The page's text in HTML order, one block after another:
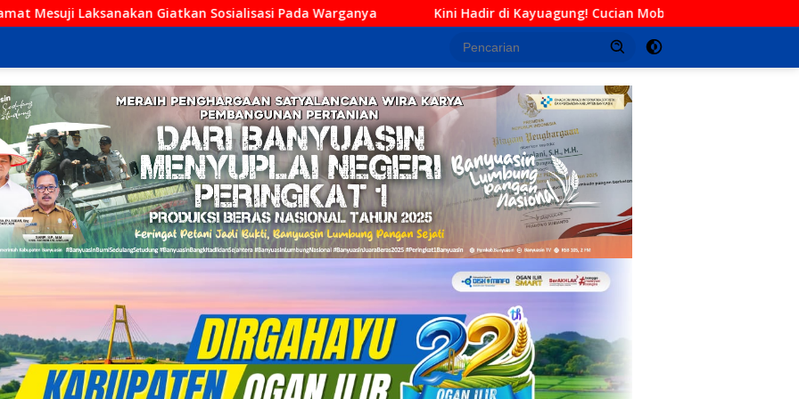
Sosialisasi Pada Warganya Kini Hadir di Kayuagung! Cucian Mobil Daffa Siap Berikan Layanan Bersih, Cepat,